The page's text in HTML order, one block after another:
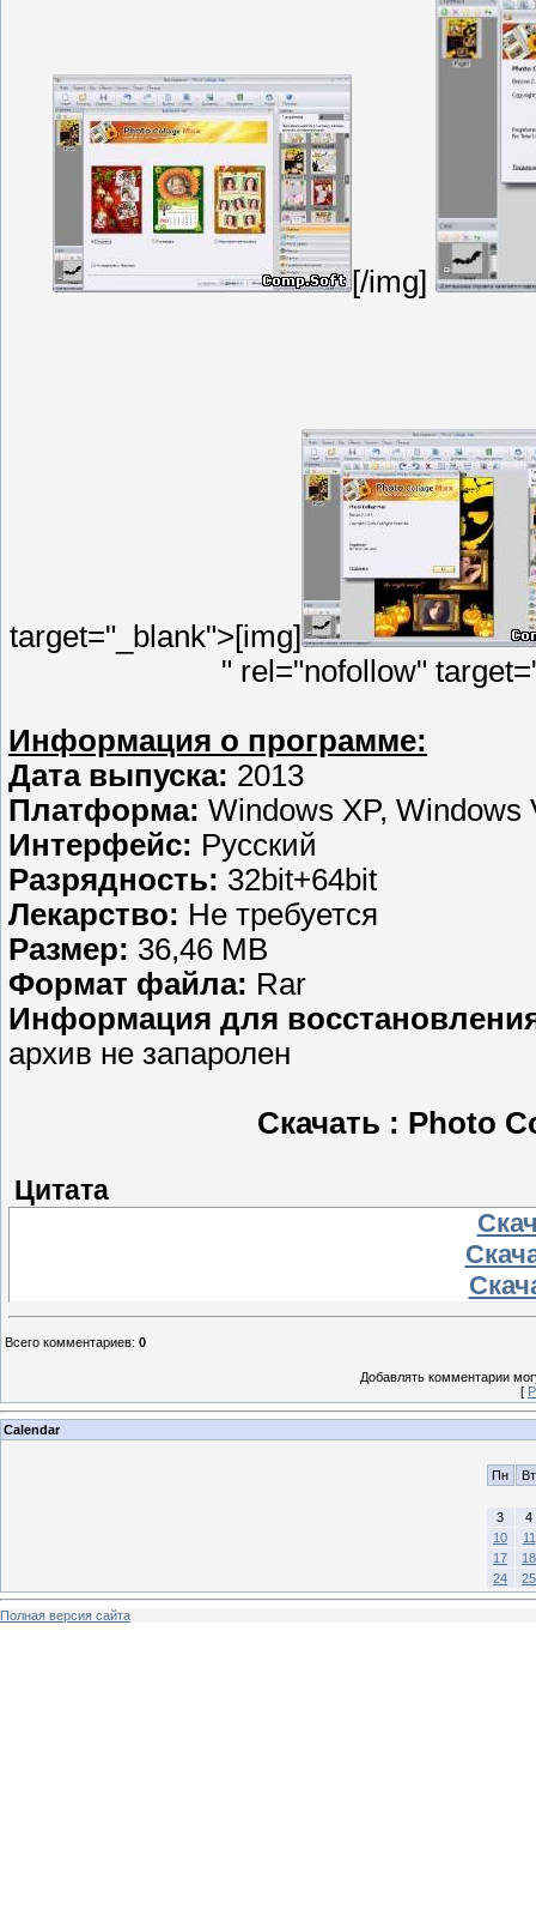
[/img]
target="_blank">[img]
" rel="nofollow"
Информация о программе:
Дата выпуска: 2013
Платформа: Windows XP, Windows
Интерфейс: Русский
Разрядность: 32bit+64bit
Лекарство: Не требуется
Размер: 36,46 MB
Формат файла: Rar
Информация для
архив не запаролен
Скачать : Photo
Цитата
Всего комментариев: 0
Добавлять комментарии
[
Calendar
Пн Вт
3
4
10
11
17
18
24
25
Полная версия сайта